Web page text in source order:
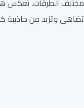
تضاهى وتزيد من جاذبية